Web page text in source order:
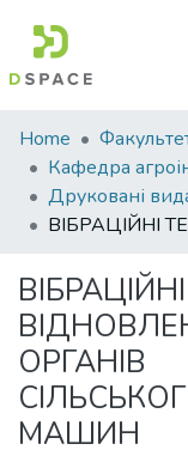
Communities
&
Collections
All of DSpace
Statistics
Home
ОРГАНІВ
МАШИН